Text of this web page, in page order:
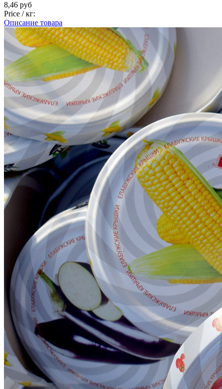
8,46 руб
Price / кг:
Описание товара